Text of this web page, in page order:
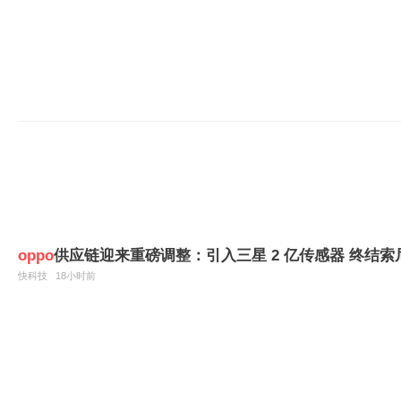
oppo供应链迎来重磅调整：引入三星 2 亿传感器 终结索
快科技 18小时前